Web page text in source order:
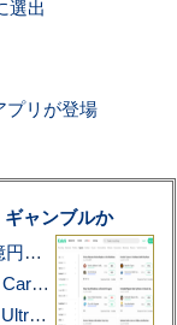
選出
プリが登場
ャンブルか
アマゾン配送を支える物流大手、ステーブルコイン企業に10億円投資のワケ
あこがれの旗艦モバイルノートPC最新モデル=「ThinkPad X1 Carbon Gen 14 Aura Edition」実機レビュー
ハッセルブラッド搭載の頂上カメラ・スマホ「OPPO Find X9 Ultra」実写レビュー=プロが本気で徹底撮影しました!!